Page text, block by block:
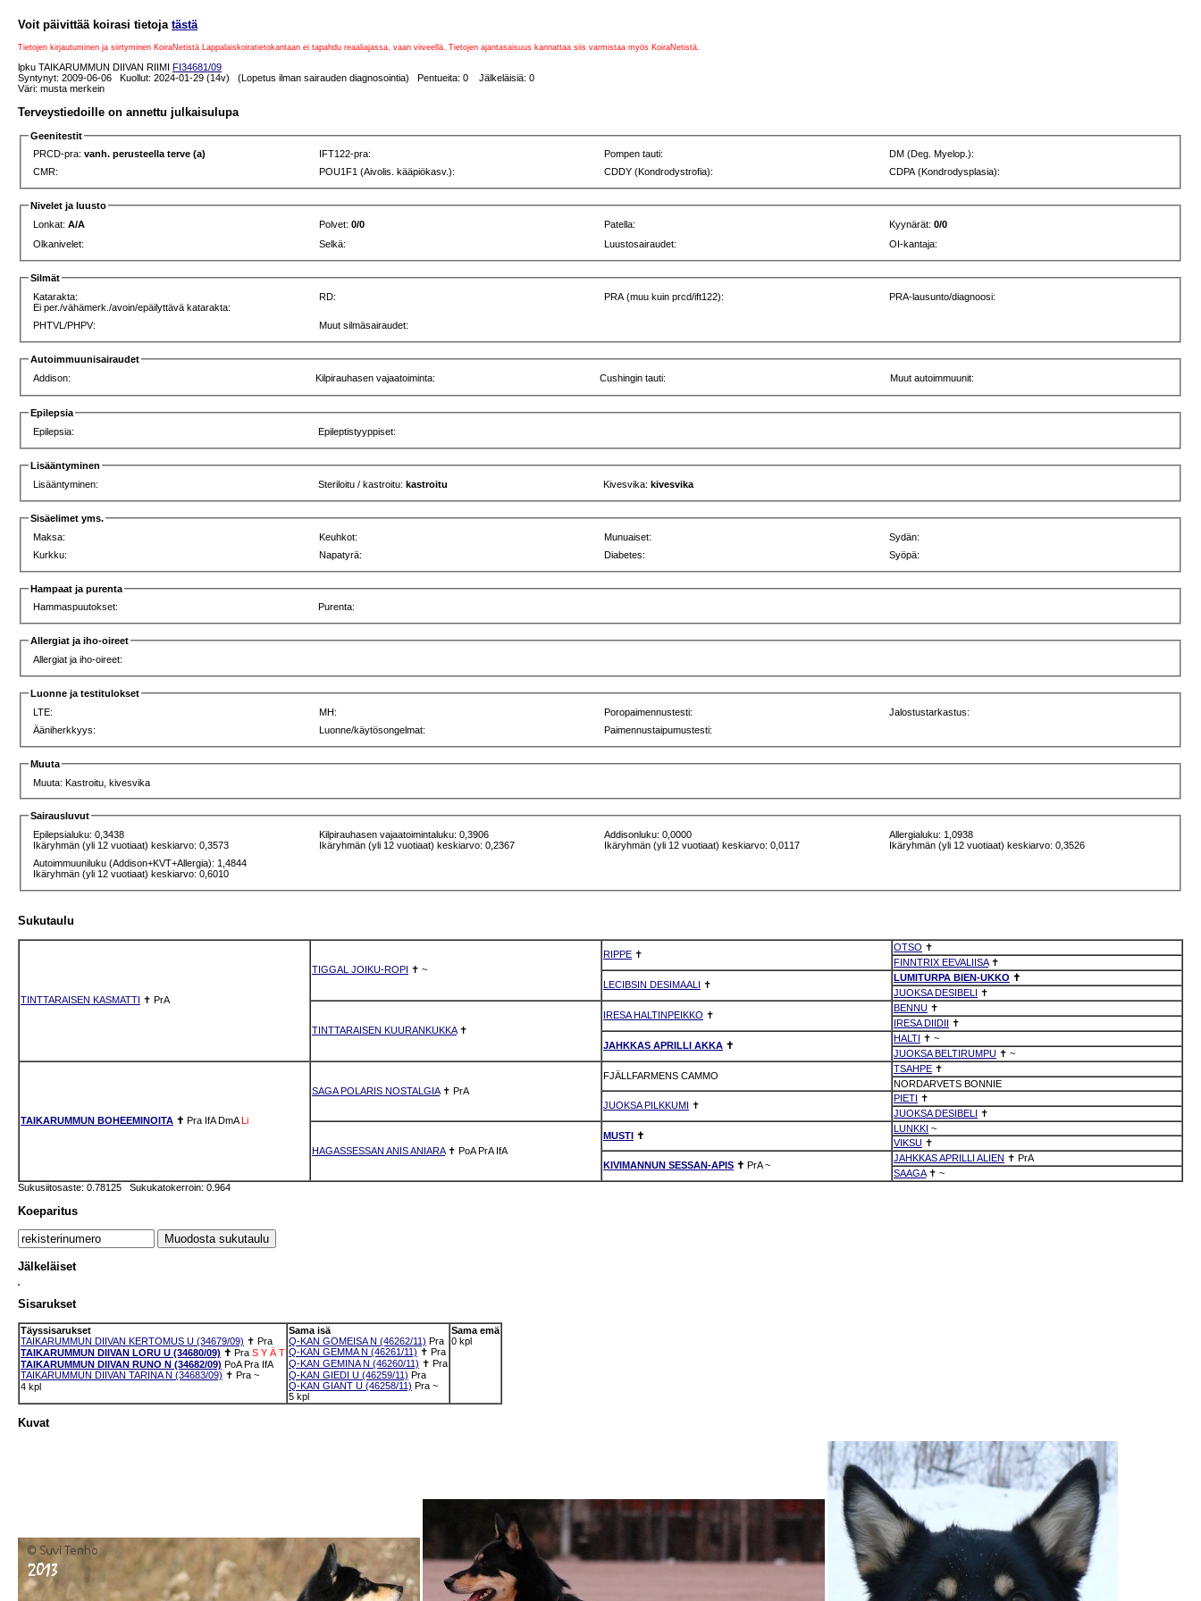
Voit päivittää koirasi tietoja tästä
Tietojen kirjautuminen ja siirtyminen KoiraNetistä Lappalaiskoiratietokantaan ei tapahdu reaaliajassa, vaan viiveellä. Tietojen ajantasaisuus kannattaa siis varmistaa myös KoiraNetistä.
lpku TAIKARUMMUN DIIVAN RIIMI FI34681/09
Syntynyt: 2009-06-06 Kuollut: 2024-01-29 (14v) (Lopetus ilman sairauden diagnosointia) Pentueita: 0 Jälkeläisiä: 0
Väri: musta merkein
Terveystiedoille on annettu julkaisulupa
Geenitestit
PRCD-pra:vanh. perusteella terve (a) IFT122-pra: Pompen tauti:
DM (Deg. Myelop.):
CMR:
POU1F1 (Aivolis. kääpiökasv.): CDDY (Kondrodystrofia): CDPA (Kondrodysplasia):
Nivelet ja luusto
Lonkat:A/A Polvet:0/0 Patella: Kyynärät:0/0
Olkanivelet:
Selkä: Luustosairaudet: OI-kantaja:
Silmät
Katarakta:
Ei per./vähämerk./avoin/epäilyttävä katarakta:
RD: PRA (muu kuin prcd/ift122): PRA-lausunto/diagnoosi:
PHTVL/PHPV: Muut silmäsairaudet:
Autoimmuunisairaudet
Addison:
Kilpirauhasen vajaatoiminta: Cushingin tauti: Muut autoimmuunit:
Epilepsia
Epilepsia:
Epileptistyyppiset:
Lisääntyminen
Lisääntyminen:
Steriloitu / kastroitu:kastroitu Kivesvika:kivesvika
Sisäelimet yms.
Maksa:
Keuhkot: Munuaiset:
Sydän:
Kurkku:
Napatyrä: Diabetes: Syöpä:
Hampaat ja purenta
Hammaspuutokset:
Purenta:
Allergiat ja iho-oireet
Allergiat ja iho-oireet:
Luonne ja testitulokset
LTE:
MH: Poropaimennustesti:
Jalostustarkastus:
Ääniherkkyys:
Luonne/käytösongelmat: Paimennustaipumustesti:
Muuta
Muuta: Kastroitu, kivesvika
Sairausluvut
Epilepsialuku: 0,3438
Ikäryhmän (yli 12 vuotiaat) keskiarvo: 0,3573
Kilpirauhasen vajaatoimintaluku: 0,3906
Ikäryhmän (yli 12 vuotiaat) keskiarvo: 0,2367
Addisonluku: 0,0000
Ikäryhmän (yli 12 vuotiaat) keskiarvo: 0,0117
Allergialuku: 1,0938
Ikäryhmän (yli 12 vuotiaat) keskiarvo: 0,3526
Autoimmuuniluku (Addison+KVT+Allergia): 1,4844
Ikäryhmän (yli 12 vuotiaat) keskiarvo: 0,6010
Sukutaulu
TINTTARAISEN KASMATTI ✝ PrA
TIGGAL JOIKU-ROPI ✝ ~
RIPPE ✝
OTSO ✝
FINNTRIX EEVALIISA✝
LECIBSIN DESIMAALI ✝
LUMITURPA BIEN-UKKO ✝
JUOKSA DESIBELI ✝
TINTTARAISEN KUURANKUKKA✝
IRESA HALTINPEIKKO ✝
BENNU ✝
IRESA DIIDII ✝
JAHKKAS APRILLI AKKA ✝
HALTI ✝ ~
JUOKSA BELTIRUMPU ✝ ~
TAIKARUMMUN BOHEEMINOITA ✝ Pra IfA DmA Li
SAGA POLARIS NOSTALGIA✝ PrA
FJÄLLFARMENS CAMMO
TSAHPE ✝
NORDARVETS BONNIE
JUOKSA PILKKUMI ✝
PIETI ✝
JUOKSA DESIBELI ✝
HAGASSESSAN ANIS ANIARA✝ PoA PrA IfA
MUSTI ✝
LUNKKI ~
VIKSU ✝
KIVIMANNUN SESSAN-APIS ✝ PrA ~
JAHKKAS APRILLI ALIEN ✝ PrA
SAAGA✝ ~
Sukusiitosaste: 0.78125 Sukukatokerroin: 0.964
Koeparitus
Jälkeläiset
Sisarukset
Täyssisarukset
TAIKARUMMUN DIIVAN KERTOMUS U (34679/09) ✝ Pra
TAIKARUMMUN DIIVAN LORU U (34680/09) ✝ Pra S Y Ä T
TAIKARUMMUN DIIVAN RUNO N (34682/09) PoA Pra IfA
TAIKARUMMUN DIIVAN TARINA N (34683/09) ✝ Pra ~
4 kpl
Sama isä
Q-KAN GOMEISA N (46262/11) Pra
Q-KAN GEMMA N (46261/11) ✝ Pra
Q-KAN GEMINA N (46260/11) ✝ Pra
Q-KAN GIEDI U (46259/11) Pra
Q-KAN GIANT U (46258/11) Pra ~
5 kpl
Sama emä
0 kpl
Kuvat